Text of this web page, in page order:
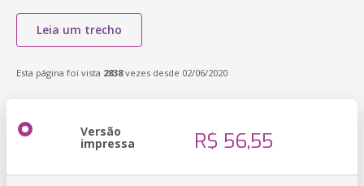
Leia um trecho
Esta página foi vista 2838vezes desde 02/06/2020
Versão
impressa R$ 56,55